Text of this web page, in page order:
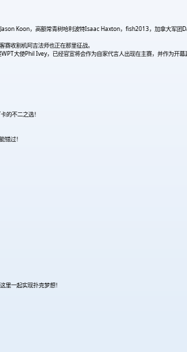
Koon，高额常青树哈利波特Isaac Haxton，fish2013，加拿大
收割机阿吉法师也正在那里征战。
大使Phil Ivey，已经官宣将会作为自家代言人出现在主赛，并作为开幕
的不二之选！
错过！
里一起实现扑克梦想！